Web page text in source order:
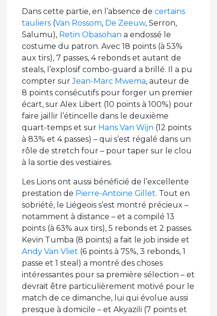
Dans cette partie, en l’absence de certains
tauliers (Van Rossom, De Zeeuw, Serron,
Salumu), Retin Obasohan a endossé le
costume du patron. Avec 18 points (à 53%
aux tirs), 7 passes, 4 rebonds et autant de
steals, l’explosif combo-guard a brillé. Il a pu
compter surJean-Marc Mwema, auteur de
8 points consécutifs pour forger un premier
écart, sur Alex Libert (10 points à 100%) pour
faire jaillir l’étincelle dans le deuxième
quart-temps et sur Hans Van Wijn (12 points
à 83% et 4 passes) – qui s’est régalé dans un
rôle de stretch four – pour taper sur le clou
à la sortie des vestiaires.
Les Lions ont aussi bénéficié de l’excellente
prestation de Pierre-Antoine Gillet. Tout en
sobriété, le Liégeois s’est montré précieux –
notamment à distance – et a compilé 13
points (à 63% aux tirs), 5 rebonds et 2 passes.
Kevin Tumba (8 points) a fait le job inside et
Andy Van Vliet (6 points à 75%, 3 rebonds, 1
passe et 1 steal) a montré des choses
intéressantes pour sa première sélection – et
devrait être particulièrement motivé pour le
match de ce dimanche, lui qui évolue aussi
presque à domicile – et Akyazili (7 points et